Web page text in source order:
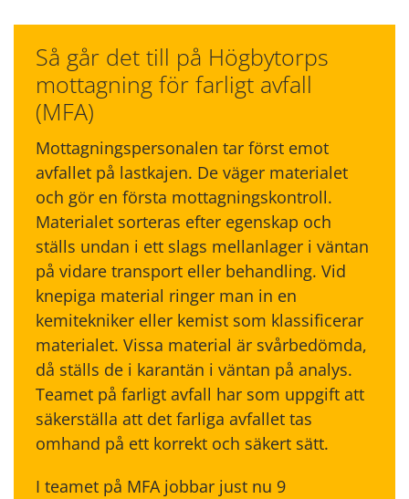
Så går det till på Högbytorps
mottagning för farligt avfall
(MFA)
Mottagningspersonalen tar först emot
avfallet på lastkajen. De väger materialet
och gör en första mottagningskontroll.
Materialet sorteras efter egenskap och
ställs undan i ett slags mellanlager i väntan
på vidare transport eller behandling. Vid
knepiga material ringer man in en
kemitekniker eller kemist som klassificerar
materialet. Vissa material är svårbedömda,
då ställs de i karantän i väntan på analys.
Teamet på farligt avfall har som uppgift att
säkerställa att det farliga avfallet tas
omhand på ett korrekt och säkert sätt.
I teamet på MFA jobbar just nu 9